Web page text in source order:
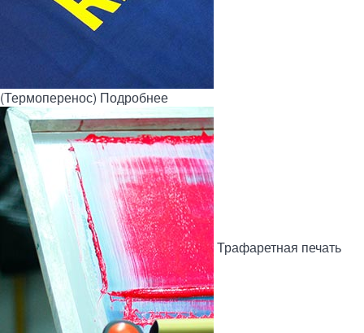
(Термоперенос) Подробнее
Трафаретная печать